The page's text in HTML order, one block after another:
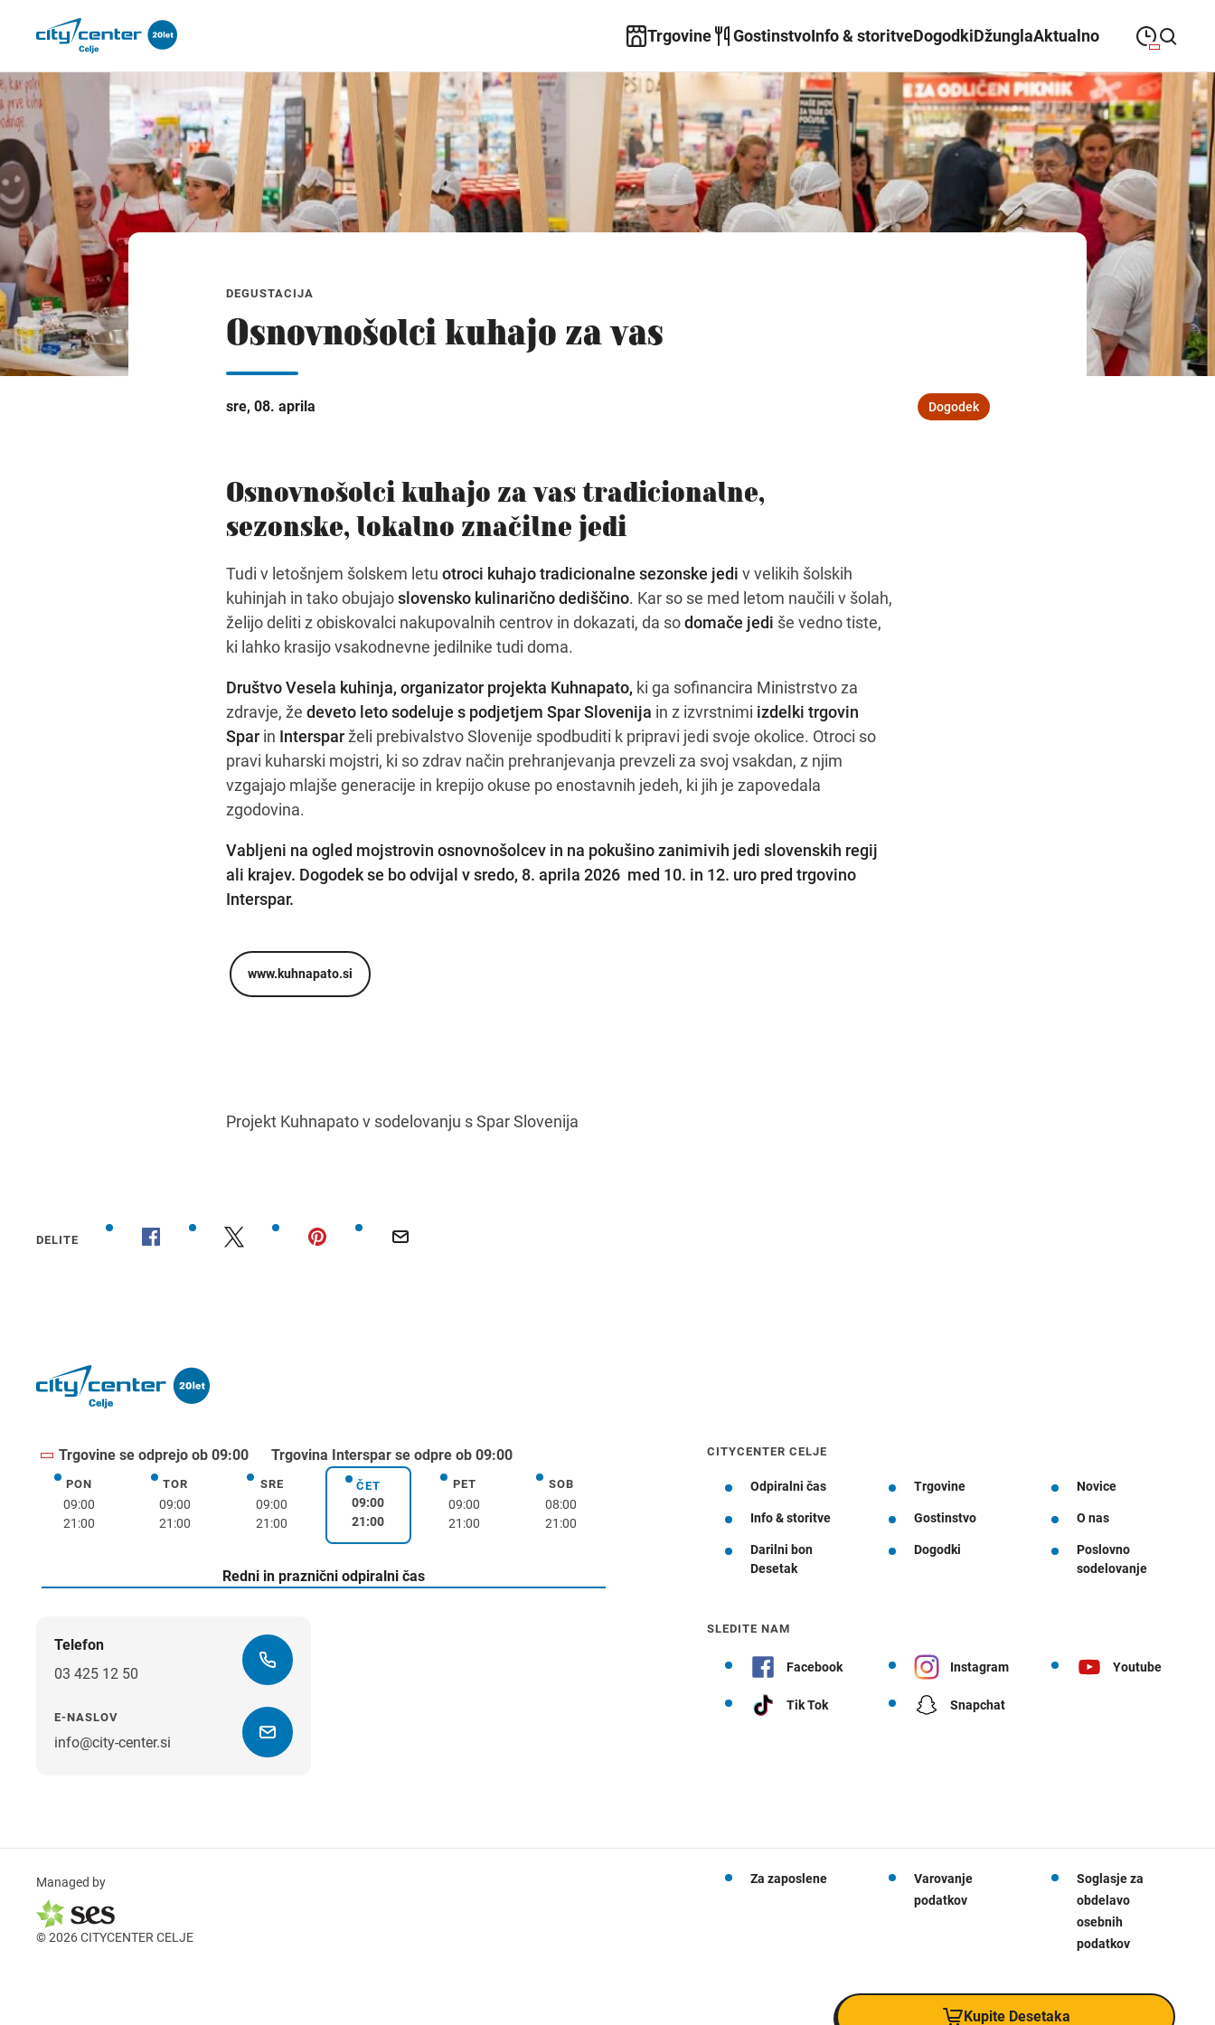
Trgovine GostinstvoInfo & storitveDogodkiDžunglaAktualno
Close searchponedeljek
PONEDELJEK 09:00—21:00
torek
TOREK 09:00 —21:00
sreda
SREDA 09:00
09:00—21:00
09:00—21:00
08:00—
DEGUSTACIJA
Osnovnošolci kuhajo za vas
sre, 08. aprila Dogodek
Osnovnošolci kuhajo za vas tradicionalne,
sezonske, lokalno značilne jedi
Tudi v letošnjem šolskem letu otroci kuhajo tradicionalne sezonske jedi v velikih šolskih
kuhinjah in tako obujajoslovensko kulinarično dediščino. Kar so se med letom naučili v šolah,
želijo deliti z obiskovalci nakupovalnih centrov in dokazati, da sodomače jedi še vedno tiste,
ki lahko krasijo vsakodnevne jedilnike tudi doma.
Društvo Vesela kuhinja, organizator projekta Kuhnapato, ki ga sofinancira Ministrstvo za
zdravje, že deveto leto sodeluje s podjetjem Spar Slovenija in z izvrstnimi izdelki trgovin
Spar in Intersparželi prebivalstvo Slovenije spodbuditi k pripravi jedi svoje okolice. Otroci so
pravi kuharski mojstri, ki so zdrav način prehranjevanja prevzeli za svoj vsakdan, z njim
vzgajajo mlajše generacije in krepijo okuse po enostavnih jedeh, ki jih je zapovedala
zgodovina.
Vabljeni na ogled mojstrovin osnovnošolcev in na pokušino zanimivih jedi slovenskih regij
ali krajev. Dogodek se bo odvijal v sredo, 8. aprila 2026 med 10. in 12. uro pred trgovino
Interspar.
www.kuhnapato.si
Projekt Kuhnapato v sodelovanju s Spar Slovenija
DELITE
Trgovine se odprejo ob 09:00 Trgovina Interspar se odpre ob 09:00
PONponedeljek
09:00
21:00
TORtorek
09:00
21:00
SREsreda
09:00
21:00
ČETčetrtek
09:00
21:00
PETpetek
09:00
21:00
SOBsobota
08:00
21:00
Redni in praznični odpiralni čas
Telefon
03 425 12 50
E-NASLOV
info@city-center.si
CITYCENTER CELJE
Odpiralni čas Trgovine Novice
Info & storitve Gostinstvo O nas
Darilni bon
Desetak
Dogodki
Poslovno
sodelovanje
SLEDITE NAM
Facebook Instagram Youtube
Tik Tok Snapchat
Managed by
© 2026 CITYCENTER CELJE
Za zaposlene
Varovanje
podatkov
Soglasje za
obdelavo
osebnih
podatkov
Kupite Desetaka